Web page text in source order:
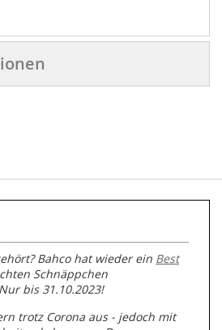
Bahco hat wieder ein Best
Schnäppchen
bis 31.10.2023!
trotz Corona aus - jedoch mit